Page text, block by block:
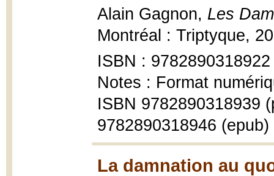
Alain Gagnon, Les
Montréal : Triptyque,
ISBN : 9782890318922
Notes : Format
ISBN 9782890318939
9782890318946 (epub)
La damnation au